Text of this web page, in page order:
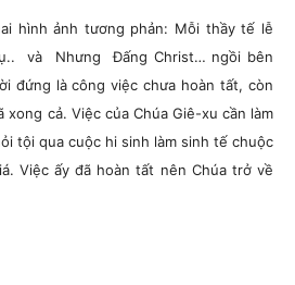
hình ảnh tương phản: Mỗi thầy tế lễ
và Nhưng Đấng Christ… ngồi bên
đứng là công việc chưa hoàn tất, còn
xong cả. Việc của Chúa Giê-xu cần làm
tội qua cuộc hi sinh làm sinh tế chuộc
Việc ấy đã hoàn tất nên Chúa trở về